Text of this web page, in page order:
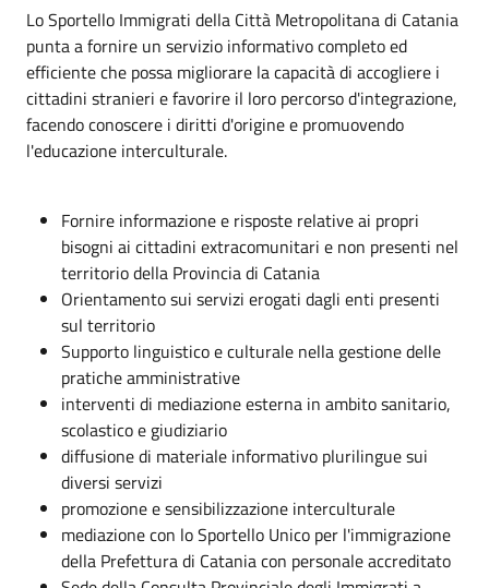
Lo Sportello Immigrati della Città Metropolitana di Catania
punta a fornire un servizio informativo completo ed
efficiente che possa migliorare la capacità di accogliere i
cittadini stranieri e favorire il loro percorso d'integrazione,
facendo conoscere i diritti d'origine e promuovendo
l'educazione interculturale.
Fornire informazione e risposte relative ai propri
bisogni ai cittadini extracomunitari e non presenti nel
territorio della Provincia di Catania
Orientamento sui servizi erogati dagli enti presenti
sul territorio
Supporto linguistico e culturale nella gestione delle
pratiche amministrative
interventi di mediazione esterna in ambito sanitario,
scolastico e giudiziario
diffusione di materiale informativo plurilingue sui
diversi servizi
promozione e sensibilizzazione interculturale
mediazione con lo Sportello Unico per l'immigrazione
della Prefettura di Catania con personale accreditato